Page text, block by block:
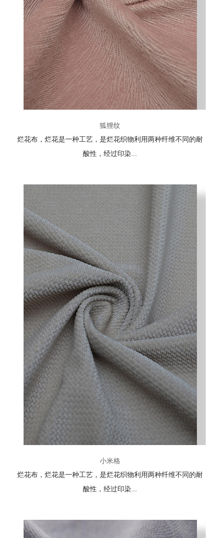
狐狸纹
烂花布，烂花是一种工艺，是烂花织物利用两种纤维不同的耐
酸性，经过印染...
小米格
烂花布，烂花是一种工艺，是烂花织物利用两种纤维不同的耐
酸性，经过印染...